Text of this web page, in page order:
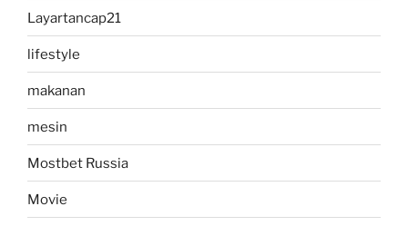
Layartancap21
lifestyle
makanan
mesin
Mostbet Russia
Movie